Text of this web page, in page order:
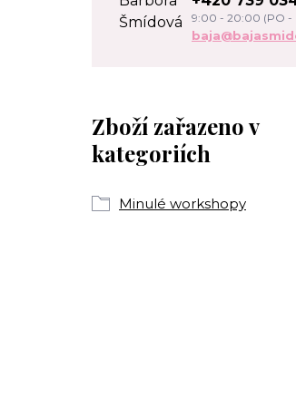
Zboží zařazeno v
kategoriích
Minulé workshopy
9:00 - 20:00 (PO -